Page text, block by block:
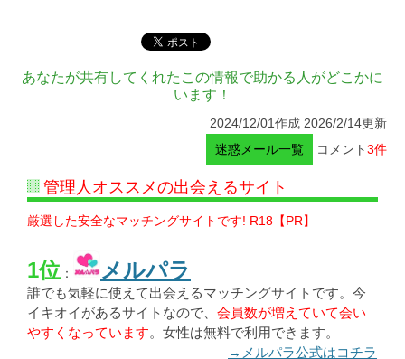
あなたが共有してくれたこの情報で助かる人がどこかに
います！
2024/12/01作成 2026/2/14更新
迷惑メール一覧
コメント3件
管理人オススメの出会えるサイト
厳選した安全なマッチングサイトです! R18【PR】
1位： メルパラ
誰でも気軽に使えて出会えるマッチングサイトです。今
イキオイがあるサイトなので、 会員数が増えていて会い
やすくなっています。女性は無料で利用できます。
→メルパラ公式はコチラ